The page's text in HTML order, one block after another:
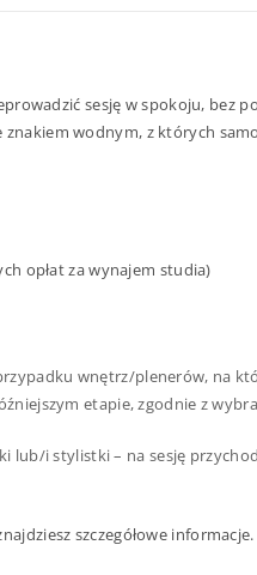
sesję w spokoju, bez
znakiem wodnym, z których
opłat za wynajem studia)
wnętrz/plenerów, na
etapie, zgodnie z
lub/i stylistki – na sesję
szczegółowe informacje.